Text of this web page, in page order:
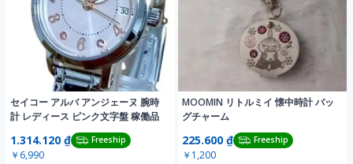
セイコー アルバ アンジェーヌ 腕時
計 レディース ピンク文字盤 稼働品
1.314.120 ₫ Freeship
￥6,990
MOOMIN リトルミイ 懐中時計 バッ
グチャーム
225.600 ₫ Freeship
￥1,200